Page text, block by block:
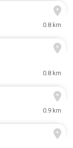
0.8 km
0.8 km
0.9 km